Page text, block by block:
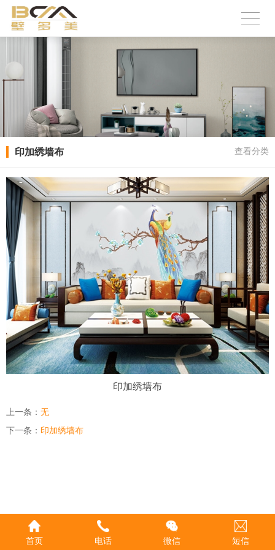
印加绣墙布 查看分类
印加绣墙布
上一条： 无
下一条： 印加绣墙布
首页 电话 微信 短信